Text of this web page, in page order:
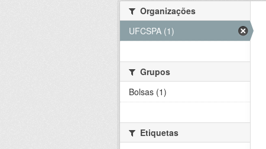
Organizações
UFCSPA (1)
Grupos
Bolsas (1)
Etiquetas